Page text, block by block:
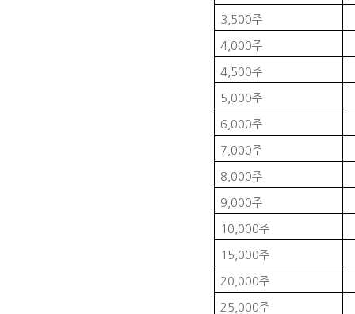
3,500주
4,000주
4,500주
5,000주
6,000주
7,000주
8,000주
9,000주
10,000주
15,000주
20,000주
25,000주